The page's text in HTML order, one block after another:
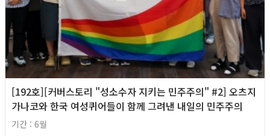
[192호][커버스토리 "성소수자 지키는 민주주의" #2] 오츠지
가나코와 한국 여성퀴어들이 함께 그려낸 내일의 민주주의
기간 : 6월